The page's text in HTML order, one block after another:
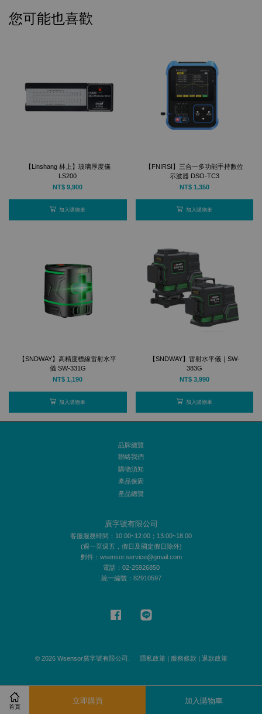
首頁
立即購買 加入購物車
您可能也喜歡
【Linshang 林上】玻璃厚度儀
LS200
NT$ 9,900
加入購物車
【FNIRSI】三合一多功能手持數位
示波器 DSO-TC3
NT$ 1,350
加入購物車
【SNDWAY】高精度標線雷射水平
儀 SW-331G
NT$ 1,190
加入購物車
【SNDWAY】雷射水平儀｜SW-
383G
NT$ 3,990
加入購物車
品牌總覽
聯絡我們
購物須知
產品保固
產品總覽
廣字號有限公司
客服服務時間：10:00~12:00；13:00~18:00
(週一至週五，假日及國定假日除外)
郵件：wsensor.service@gmail.com
電話：02-25926850
統一編號：82910597
Facebook
© 2026 Wsensor廣字號有限公司. 隱私政策| 服務條款 退款政策